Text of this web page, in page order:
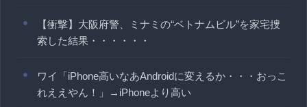
【衝撃】大阪府警、ミナミの“ベトナムビル”を家宅捜
索した結果・・・・・・
ワイ「iPhone高いなあAndroidに変えるか・・・おっこ
れええやん！」→iPhoneより高い